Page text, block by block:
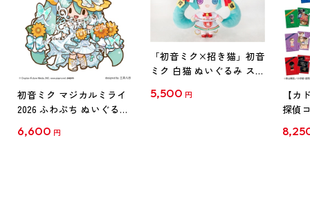
初音ミク マジカルミライ
2026 ふわぷち ぬいぐるみ
6,600 円
「初音ミク×招き猫」初音
ミク 白猫 ぬいぐるみ スタ
5,500 円
【カ
探偵
クリ